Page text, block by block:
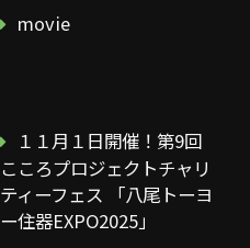
movie
１１月１日開催！第9回
こころプロジェクトチャリ
ティーフェス 「八尾トーヨ
ー住器EXPO2025」